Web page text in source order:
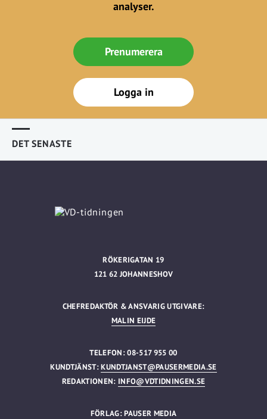
analyser.
Prenumerera
Logga in
DET SENASTE
RÖKERIGATAN 19
121 62 JOHANNESHOV
CHEFREDAKTÖR & ANSVARIG UTGIVARE:
MALIN EIJDE
TELEFON: 08-517 955 00
KUNDTJÄNST:KUNDTJANST@PAUSERMEDIA.SE
REDAKTIONEN: INFO@VDTIDNINGEN.SE
FÖRLAG: PAUSER MEDIA